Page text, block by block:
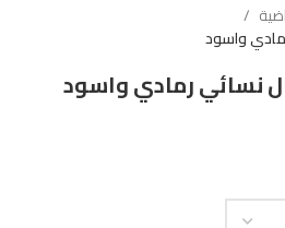
واسود
نسائي رمادي واسود